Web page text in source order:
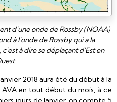
d'une onde de Rossby (NOAA)
à l'onde de Rossby qui a la
à dire se déplaçant d'Est en
2018 aura été du début à la
en tout début du mois, à ce
jours de Janvier, on compte 5